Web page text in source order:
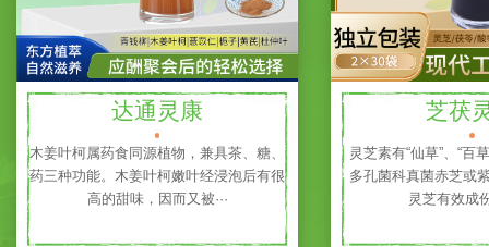
达通灵康
木姜叶柯属药食同源植物，兼具茶、糖、
药三种功能。木姜叶柯嫩叶经浸泡后有很
高的甜味，因而又被···
芝茯
灵芝素有“仙草”、“百
多孔菌科真菌赤芝或
灵芝有效成